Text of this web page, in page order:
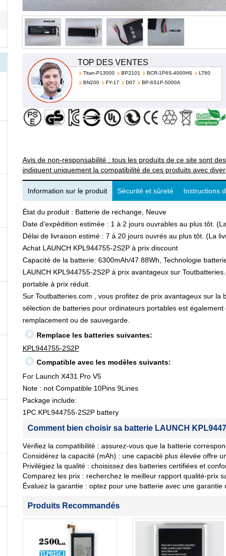
TOP DES VENTES
Titan-P13000 BP2101 BCR-1P6S-4000HS
LT60
BN200
FY-17 D07 BP-6S1P-5000A
Avis de non-responsabilité : tous les produits de ce site sont
indiquent uniquement la compatibilité de ces produits avec
Information sur le produit Sécurité et sûreté Instructions
État du produit : Batterie de rechange, Neuve
Date d'expédition estimée : 1 à 2 jours ouvrables au plus tôt.
Délai de livraison estimé : 7 à 20 jours ouvrés au plus tôt. (La
Achat LAUNCH KPL944755-2S2P à prix discount
Capacité de la batterie: 6300mAh/47.88Wh, Technologie
LAUNCH KPL944755-2S2P à prix avantageux sur
portable à prix réduit.
Sur Toutbatteries.com , vous profitez de prix avantageux sur la
sélection de batteries pour ordinateurs portables est
remplacement ou de sauvegarde.
Remplace les batteries suivantes:
KPL944755-2S2P
Compatible avec les modèles suivants:
For Launch X431 Pro V5
Note : not Compatible 10Pins 9Lines
Package include:
1PC KPL944755-2S2P battery
Comment bien choisir sa batterie LAUNCH
Vérifiez la compatibilité : assurez-vous que la batterie
Considérez la capacité (mAh) : une capacité plus élevée offre
Privilégiez la qualité : choisissez des batteries certifiées et
Comparez les prix : recherchez le meilleur rapport qualité-prix
Évaluez la garantie : optez pour une batterie avec une garantie
Produits Recommandés